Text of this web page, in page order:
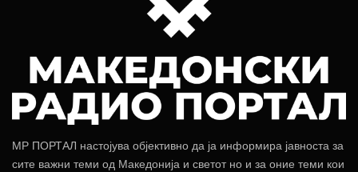
МР ПОРТАЛ настојува објективно да ја информира јавноста за
сите важни теми од Македонија и светот но и за оние теми кои